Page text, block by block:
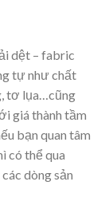
dệt – fabric
tự như chất
tơ lụa…cũng
giá thành tầm
bạn quan tâm
có thể qua
dòng sản